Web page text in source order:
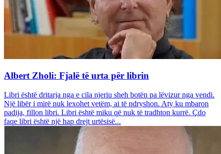
Albert Zholi: Fjalë të urta për librin
Libri është dritarja nga e cila njeriu sheh botën pa lëvizur nga vendi.
Një libër i mirë nuk lexohet vetëm, ai të ndryshon. Aty ku mbaron
padija, fillon libri. Libri është miku që nuk të tradhton kurrë. Çdo
faqe libri është një hap drejt urtësisë...